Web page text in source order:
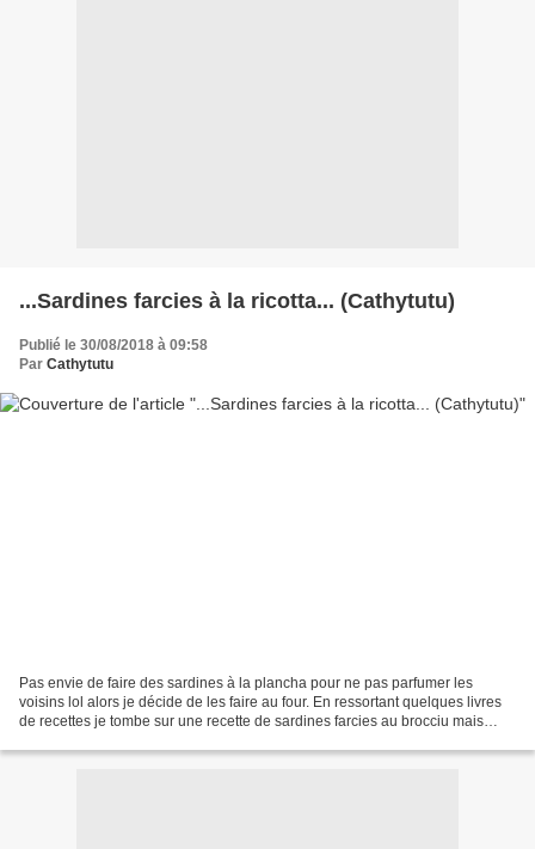
...Sardines farcies à la ricotta... (Cathytutu)
Publié le 30/08/2018 à 09:58
Par Cathytutu
Pas envie de faire des sardines à la plancha pour ne pas parfumer les
voisins lol alors je décide de les faire au four. En ressortant quelques livres
de recettes je tombe sur une recette de sardines farcies au brocciu mais